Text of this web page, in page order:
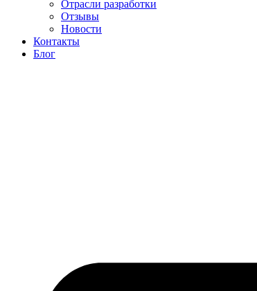
Отрасли разработки
Отзывы
Новости
Контакты
Блог